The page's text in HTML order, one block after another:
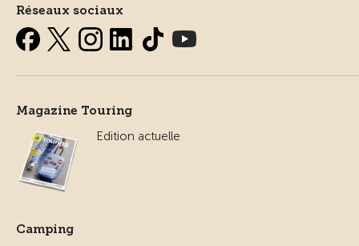
Réseaux sociaux
Magazine Touring
Edition actuelle
Camping